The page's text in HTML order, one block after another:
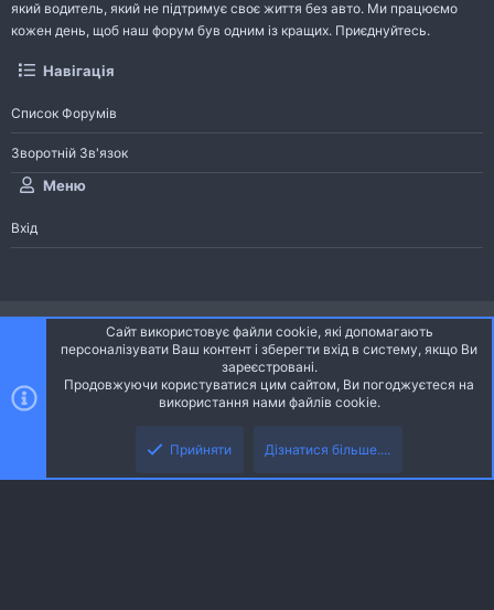
який водитель, який не підтримує своє життя без авто. Ми працюємо
кожен день, щоб наш форум був одним із кращих. Приєднуйтесь.
Навігація
Список Форумів
Зворотній Зв'язок
Меню
Вхід
Ніч
Українська (UA)
S
Community platform by XenForo® © 2010-2026 XenForo Ltd.
Community platform by XenForo © 2010-2022 XenForo Ltd. | dev: Pages
Сайт використовує файли cookie, які допомагають
персоналізувати Ваш контент і зберегти вхід в систему, якщо Ви
зареєстровані.
Продовжуючи користуватися цим сайтом, Ви погоджуєтеся на
використання нами файлів cookie.
Прийняти Дізнатися більше....